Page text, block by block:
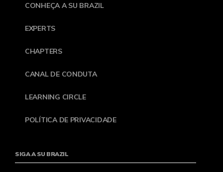
CONHEÇA A SU BRAZIL
EXPERTS
CHAPTERS
CANAL DE CONDUTA
LEARNING CIRCLE
POLÍTICA DE PRIVACIDADE
SIGA A SU BRAZIL